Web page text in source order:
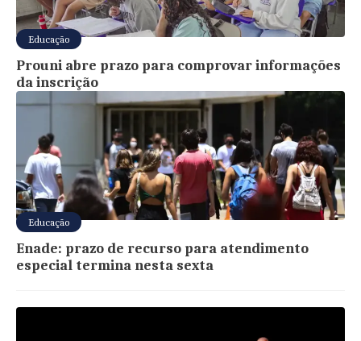
Educação
Prouni abre prazo para comprovar informações
da inscrição
Educação
Enade: prazo de recurso para atendimento
especial termina nesta sexta